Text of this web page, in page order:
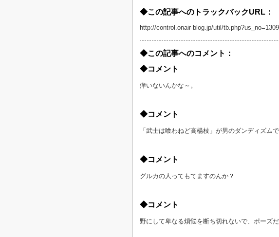
◆この記事へのトラックバックURL：
http://control.onair-blog.jp/util/
◆この記事へのコメント：
◆コメント
痒いないんかな～。
◆コメント
「武士は喰わねど高楊枝」が男のダンディズムで
◆コメント
グルカの人ってもてますのんか？
◆コメント
野にして卑なる煩悩を断ち切れないで、ポーズ